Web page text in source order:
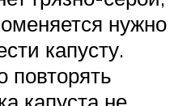
нужно
капусту.
повторять